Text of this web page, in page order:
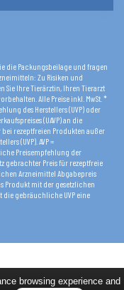
die Packungsbeilage und fragen
Zu Risiken und
Sie Ihre Tierärztin, Ihren Tierarzt
Alle Preise inkl. MwSt. *
des Herstellers (UVP) oder
(UAVP) an die
rezeptfreien Produkten außer
(UVP). AVP =
Preisempfehlung der
gebrachter Preis für rezeptfreie
Arzneimittel Abgabepreis
Produkt mit der gesetzlichen
die gebräuchliche UVP eine
browsing experience and